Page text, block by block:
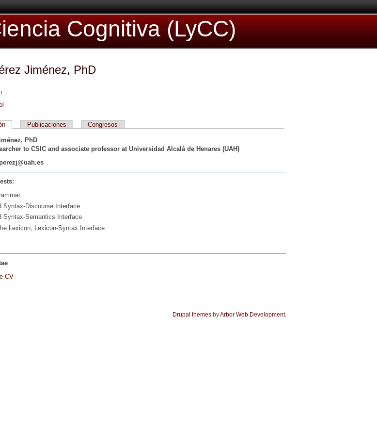
Cognitiva (LyCC)
Jiménez, PhD
Publicaciones Congresos
PhD
to CSIC and associate professor at Universidad Alcalá de Henares (UAH)
Syntax-Discourse Interface
Syntax-Semantics Interface
Lexicon; Lexicon-Syntax Interface
CV
Drupal themes byArbor Web Development.